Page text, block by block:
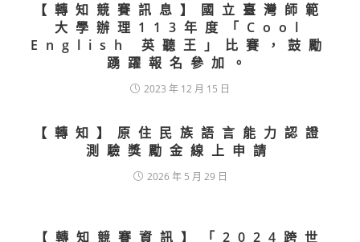
【轉知競賽訊息】國立臺灣師範
大學辦理113年度「Cool
English 英聽王」比賽，鼓勵
踴躍報名參加。
2023 年 12 月 15 日
【轉知】原住民族語言能力認證
測驗獎勵金線上申請
2026 年 5 月 29 日
【轉知競賽資訊】「2024跨世